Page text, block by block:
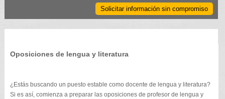
Solicitar información sin compromiso
Oposiciones de lengua y literatura
¿Estás buscando un puesto estable como docente de lengua y literatura?
Si es así, comienza a preparar las oposiciones de profesor de lengua y